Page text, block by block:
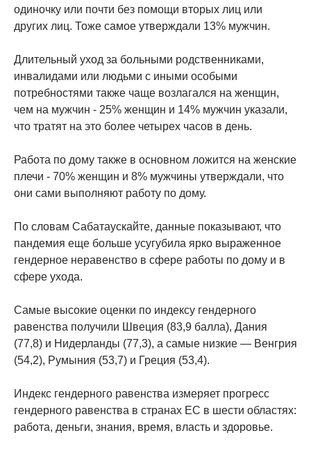
одиночку или почти без помощи вторых лиц или
других лиц. Тоже самое утверждали 13% мужчин.
Длительный уход за больными родственниками,
инвалидами или людьми с иными особыми
потребностями также чаще возлагался на женщин,
чем на мужчин - 25% женщин и 14% мужчин указали,
что тратят на это более четырех часов в день.
Работа по дому также в основном ложится на женские
плечи - 70% женщин и 8% мужчины утверждали, что
они сами выполняют работу по дому.
По словам Сабатаускайте, данные показывают, что
пандемия еще больше усугубила ярко выраженное
гендерное неравенство в сфере работы по дому и в
сфере ухода.
Самые высокие оценки по индексу гендерного
равенства получили Швеция (83,9 балла), Дания
(77,8) и Нидерланды (77,3), а самые низкие — Венгрия
(54,2), Румыния (53,7) и Греция (53,4).
Индекс гендерного равенства измеряет прогресс
гендерного равенства в странах ЕС в шести областях:
работа, деньги, знания, время, власть и здоровье.